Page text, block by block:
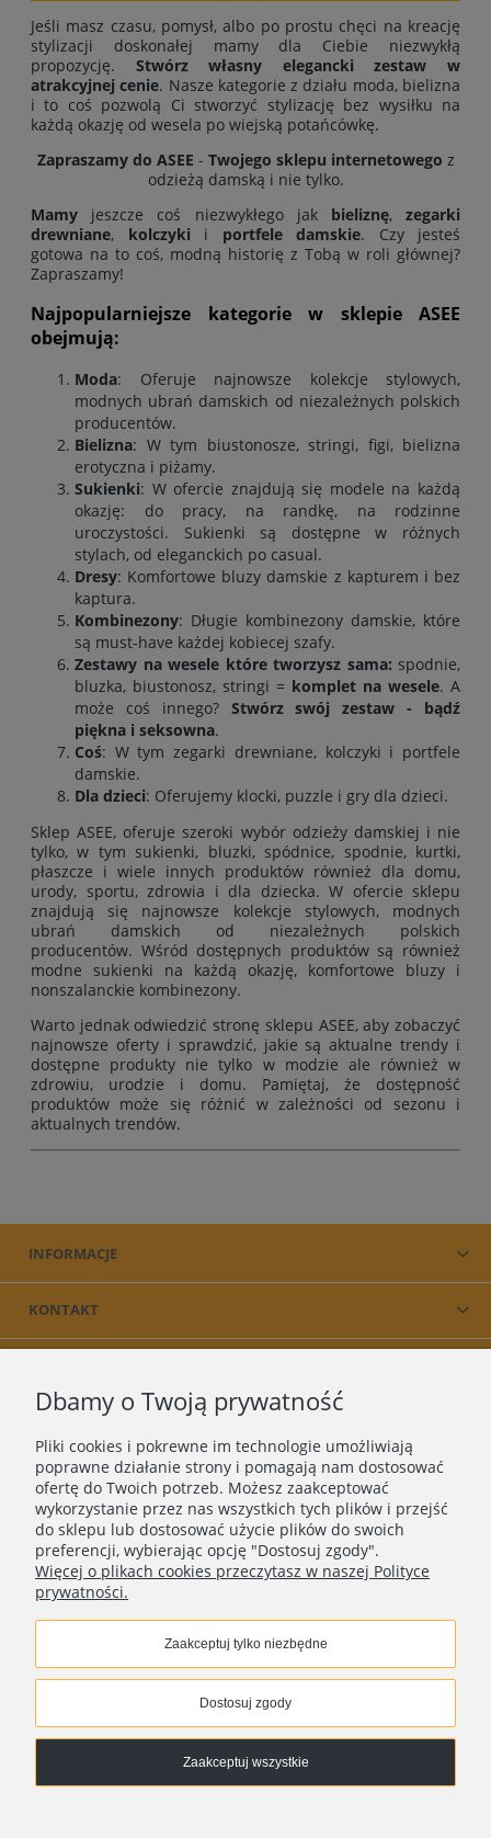
Jeśli masz czasu, pomysł, albo po prostu chęci na kreację
stylizacji doskonałej mamy dla Ciebie niezwykłą
propozycję. Stwórz własny elegancki zestaw w
atrakcyjnej cenie. Nasze kategorie z działu moda, bielizna
i to coś pozwolą Ci stworzyć stylizację bez wysiłku na
każdą okazję od wesela po wiejską potańcówkę.
Zapraszamy do ASEE - Twojego sklepu internetowego z
odzieżą damską i nie tylko.
Mamy jeszcze coś niezwykłego jak bieliznę,zegarki
drewniane, kolczyki i portfele damskie. Czy jesteś
gotowa na to coś, modną historię z Tobą w roli głównej?
Zapraszamy!
Najpopularniejsze kategorie w sklepie ASEE
obejmują:
Moda: Oferuje najnowsze kolekcje stylowych,
modnych ubrań damskich od niezależnych polskich
producentów.
Bielizna: W tym biustonosze, stringi, figi, bielizna
erotyczna i piżamy.
Sukienki: W ofercie znajdują się modele na każdą
okazję: do pracy, na randkę, na rodzinne
uroczystości. Sukienki są dostępne w różnych
stylach, od eleganckich po casual.
Dresy: Komfortowe bluzy damskie z kapturem i bez
kaptura.
Kombinezony: Długie kombinezony damskie, które
są must-have każdej kobiecej szafy.
Zestawy na wesele które tworzysz sama: spodnie,
bluzka, biustonosz, stringi = komplet na wesele. A
może coś innego? Stwórz swój zestaw - bądź
piękna i seksowna.
Coś: W tym zegarki drewniane, kolczyki i portfele
damskie.
Dla dzieci: Oferujemy klocki, puzzle i gry dla dzieci.
Sklep ASEE, oferuje szeroki wybór odzieży damskiej i nie
tylko, w tym sukienki, bluzki, spódnice, spodnie, kurtki,
płaszcze i wiele innych produktów również dla domu,
urody, sportu, zdrowia i dla dziecka. W ofercie sklepu
znajdują się najnowsze kolekcje stylowych, modnych
ubrań damskich od niezależnych polskich
producentów. Wśród dostępnych produktów są również
modne sukienki na każdą okazję, komfortowe bluzy i
nonszalanckie kombinezony.
Warto jednak odwiedzić stronę sklepu ASEE, aby zobaczyć
najnowsze oferty i sprawdzić, jakie są aktualne trendy i
dostępne produkty nie tylko w modzie ale również w
zdrowiu, urodzie i domu. Pamiętaj, że dostępność
produktów może się różnić w zależności od sezonu i
aktualnych trendów.
INFORMACJE
KONTAKT
| Wszelkie prawa
zastrzeżone
Dbamy o Twoją prywatność
Pliki cookies i pokrewne im technologie umożliwiają
poprawne działanie strony i pomagają nam dostosować
ofertę do Twoich potrzeb. Możesz zaakceptować
wykorzystanie przez nas wszystkich tych plików i przejść
do sklepu lub dostosować użycie plików do swoich
preferencji, wybierając opcję "Dostosuj zgody".
Więcej o plikach cookies przeczytasz w naszej Polityce
prywatności.
Zaakceptuj tylko niezbędne
Dostosuj zgody
Zaakceptuj wszystkie